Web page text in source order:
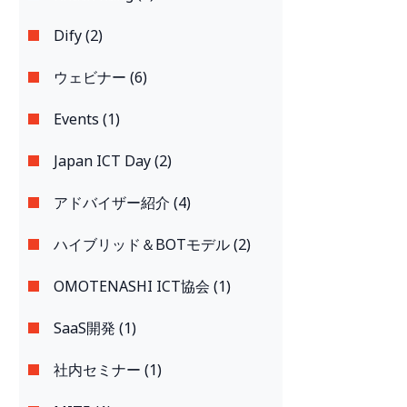
Dify (2)
ウェビナー (6)
Events (1)
Japan ICT Day (2)
アドバイザー紹介 (4)
ハイブリッド＆BOTモデル (2)
OMOTENASHI ICT協会 (1)
SaaS開発 (1)
社内セミナー (1)